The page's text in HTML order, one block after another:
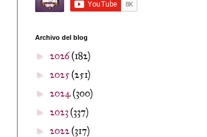
Archivo del blog
► 2026(182)
► 2025(251)
► 2024(300)
► 2023(337)
► 2022(317)